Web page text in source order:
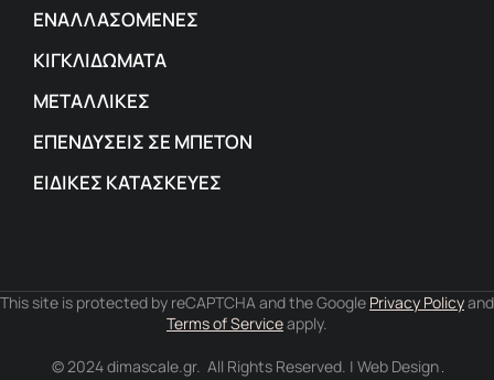
ΕΝΑΛΛΑΣΟΜΕΝΕΣ
ΚΙΓΚΛΙΔΩΜΑΤΑ
ΜΕΤΑΛΛΙΚΕΣ
ΕΠΕΝΔΥΣΕΙΣ ΣΕ ΜΠΕΤΟΝ
ΕΙΔΙΚΕΣ ΚΑΤΑΣΚΕΥΕΣ
This site is protected by reCAPTCHA and the Google Privacy Policyand
Terms of Serviceapply.
© 2024 dimascale.gr. All Rights Reserved. | Web Design